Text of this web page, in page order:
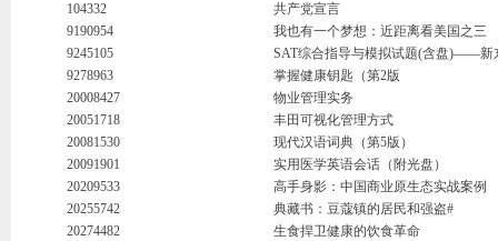
104332
共产党宣言
9190954
我也有一个梦想：近距离看美国之三
9245105
SAT综合指导与模拟试题(含盘)——新
9278963
掌握健康钥匙（第2版
20008427
物业管理实务
20051718
丰田可视化管理方式
20081530
现代汉语词典（第5版）
20091901
实用医学英语会话（附光盘）
20209533
高手身影：中国商业原生态实战案例
20255742
典藏书：豆蔻镇的居民和强盗#
20274482
生食捍卫健康的饮食革命